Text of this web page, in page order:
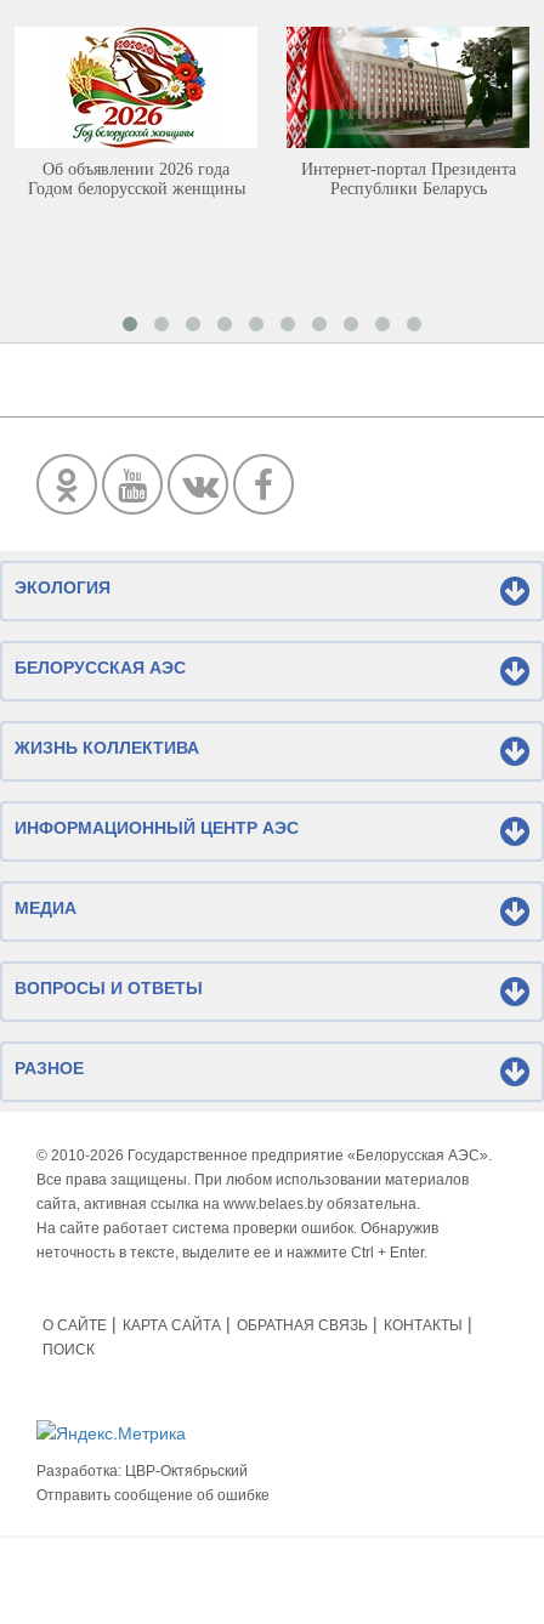
Об объявлении 2026 года
Годом белорусской женщины
Интернет-портал Президента
Республики Беларусь
ЭКОЛОГИЯ
БЕЛОРУССКАЯ АЭС
ЖИЗНЬ КОЛЛЕКТИВА
ИНФОРМАЦИОННЫЙ ЦЕНТР АЭС
МЕДИА
ВОПРОСЫ И ОТВЕТЫ
РАЗНОЕ
© 2010-2026 Государственное предприятие «Белорусская АЭС».
Все права защищены. При любом использовании материалов
сайта, активная ссылка на www.belaes.by обязательна.
На сайте работает система проверки ошибок. Обнаружив
неточность в тексте, выделите ее и нажмите Ctrl + Enter.
О САЙТЕ КАРТА САЙТА ОБРАТНАЯ СВЯЗЬ
КОНТАКТЫ
ПОИСК
Разработка: ЦВР-Октябрьский
Отправить сообщение об ошибке